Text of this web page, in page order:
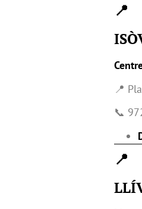
📍
📍
📞
📍